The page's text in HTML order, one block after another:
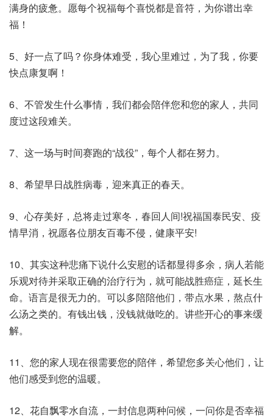
满身的疲惫。愿每个祝福每个喜悦都是音符，为你谱出幸
福！
5、好一点了吗？你身体难受，我心里难过，为了我，你要
快点康复啊！
6、不管发生什么事情，我们都会陪伴您和您的家人，共同
度过这段难关。
7、这一场与时间赛跑的“战役”，每个人都在努力。
8、希望早日战胜病毒，迎来真正的春天。
9、心存美好，总将走过寒冬，春回人间!祝福国泰民安、疫
情早消，祝愿各位朋友百毒不侵，健康平安!
10、其实这种悲痛下说什么安慰的话都显得多余，病人若能
乐观对待并采取正确的治疗行为，就可能战胜癌症，延长生
命。语言是很无力的。可以多陪陪他们，带点水果，熬点什
么汤之类的。有钱出钱，没钱就做吃的。讲些开心的事来缓
解。
11、您的家人现在很需要您的陪伴，希望您多关心他们，让
他们感受到您的温暖。
12、花自飘零水自流，一封信息两种问候，一问你是否幸福